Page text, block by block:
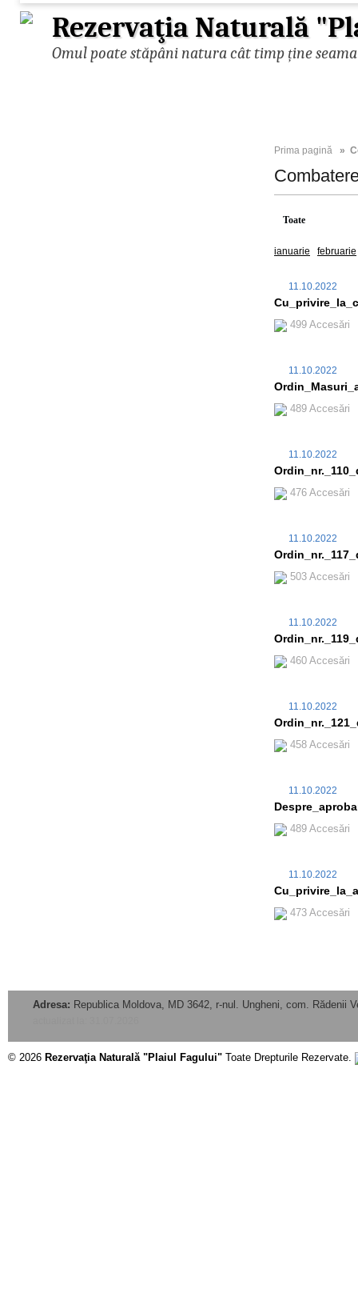
Rezervaţia Naturală
Omul poate stăpâni natura cât timp ține
Prima pagină »
Toate
ianuarie februarie
11.10.2022
499 Accesări
11.10.2022
489 Accesări
11.10.2022
476 Accesări
11.10.2022
503 Accesări
11.10.2022
460 Accesări
11.10.2022
458 Accesări
11.10.2022
489 Accesări
11.10.2022
473 Accesări
Adresa: Republica Moldova, MD 3642, r-nul. Ungheni, com. Rădenii
© 2026 Rezervaţia Naturală "Plaiul Fagului" Toate Drepturile Rezervate.